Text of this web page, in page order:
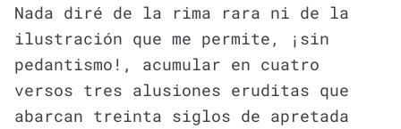
Nada diré de la rima rara ni de la
ilustración que me permite, ¡sin
pedantismo!, acumular en cuatro
versos tres alusiones eruditas que
abarcan treinta siglos de apretada